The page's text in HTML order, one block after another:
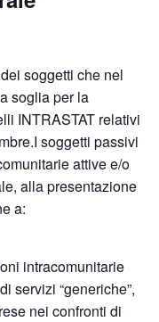
soggetti che nel
soglia per la
INTRASTAT relativi
soggetti passivi
attive e/o
alla presentazione
a:
intracomunitarie
servizi “generiche”,
nei confronti di